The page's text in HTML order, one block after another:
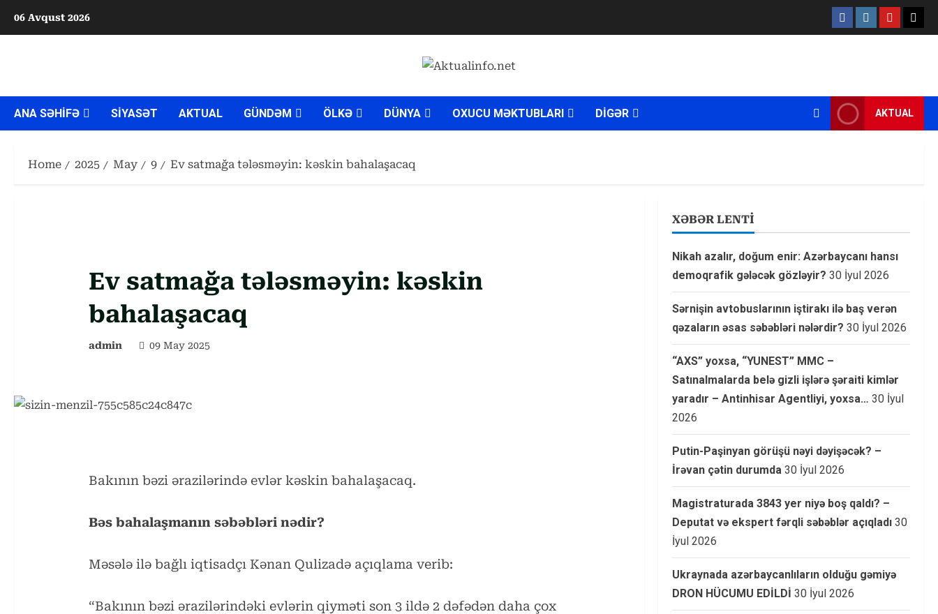
06 Avqust 2026 FacebookInstagram
Youtube
X
ANA SƏHİFƏ SİYASƏT AKTUAL GÜNDƏM ÖLKƏ DÜNYA OXUCU MƏKTUBLARI DİGƏR AKTUAL
Home 2025 May 9 Ev satmağa tələsməyin: kəskin bahalaşacaq
Ev satmağa tələsməyin: kəskin
bahalaşacaq
admin 09 May 2025
Bakının bəzi ərazilərində evlər kəskin bahalaşacaq.
Bəs bahalaşmanın səbəbləri nədir?
Məsələ ilə bağlı iqtisadçı Kənan Qulizadə açıqlama verib:
“Bakının bəzi ərazilərindəki evlərin qiyməti son 3 ildə 2 dəfədən daha çox
XƏBƏR LENTİ
Nikah azalır, doğum enir: Azərbaycanı hansı
demoqrafik gələcək gözləyir? 30 İyul 2026
Sərnişin avtobuslarının iştirakı ilə baş verən
qəzaların əsas səbəbləri nələrdir? 30 İyul 2026
“AXS” yoxsa, “YUNEST” MMC –
Satınalmalarda belə gizli işlərə şəraiti kimlər
yaradır – Antinhisar Agentliyi, yoxsa… 30 İyul
2026
Putin-Paşinyan görüşü nəyi dəyişəcək? –
İrəvan çətin durumda 30 İyul 2026
Magistraturada 3843 yer niyə boş qaldı? –
Deputat və ekspert fərqli səbəblər açıqladı 30
İyul 2026
Ukraynada azərbaycanlıların olduğu gəmiyə
DRON HÜCUMU EDİLDİ 30 İyul 2026